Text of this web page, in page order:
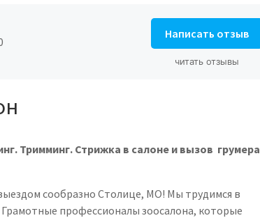
Написать отзыв
читать отзывы
Тримминг. Стрижка в салоне и вызов грумера
сообразно Столице, МО! Мы трудимся в
Грамотные профессионалы зоосалона, которые